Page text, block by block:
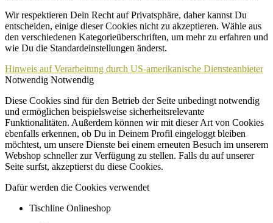
Wir respektieren Dein Recht auf Privatsphäre, daher kannst Du
entscheiden, einige dieser Cookies nicht zu akzeptieren. Wähle aus
den verschiedenen Kategorieüberschriften, um mehr zu erfahren und
wie Du die Standardeinstellungen änderst.
Hinweis auf Verarbeitung durch US-amerikanische Diensteanbieter
Notwendig Notwendig
Diese Cookies sind für den Betrieb der Seite unbedingt notwendig
und ermöglichen beispielsweise sicherheitsrelevante
Funktionalitäten. Außerdem können wir mit dieser Art von Cookies
ebenfalls erkennen, ob Du in Deinem Profil eingeloggt bleiben
möchtest, um unsere Dienste bei einem erneuten Besuch im unserem
Webshop schneller zur Verfügung zu stellen. Falls du auf unserer
Seite surfst, akzeptierst du diese Cookies.
Dafür werden die Cookies verwendet
Tischline Onlineshop